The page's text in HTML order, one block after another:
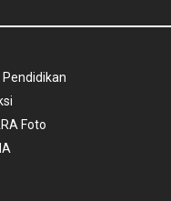
Pendidikan
Foto